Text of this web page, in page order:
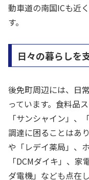
動車道の南国ICも近
す。
日々の暮らしを
後免町周辺には、日
っています。食料品
「サンシャイン」、
調達に困ることはあ
や「レデイ薬局」、
「DCMダイキ」、
ダ電機」なども点在